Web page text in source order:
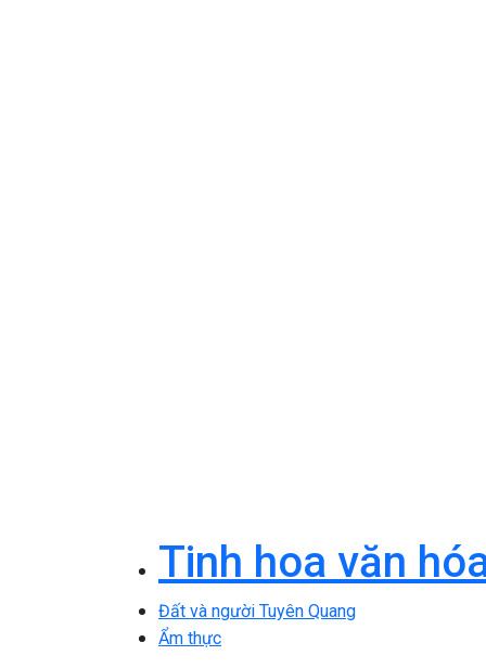
Tinh hoa văn
Đất và người Tuyên Quang
Ẩm thực